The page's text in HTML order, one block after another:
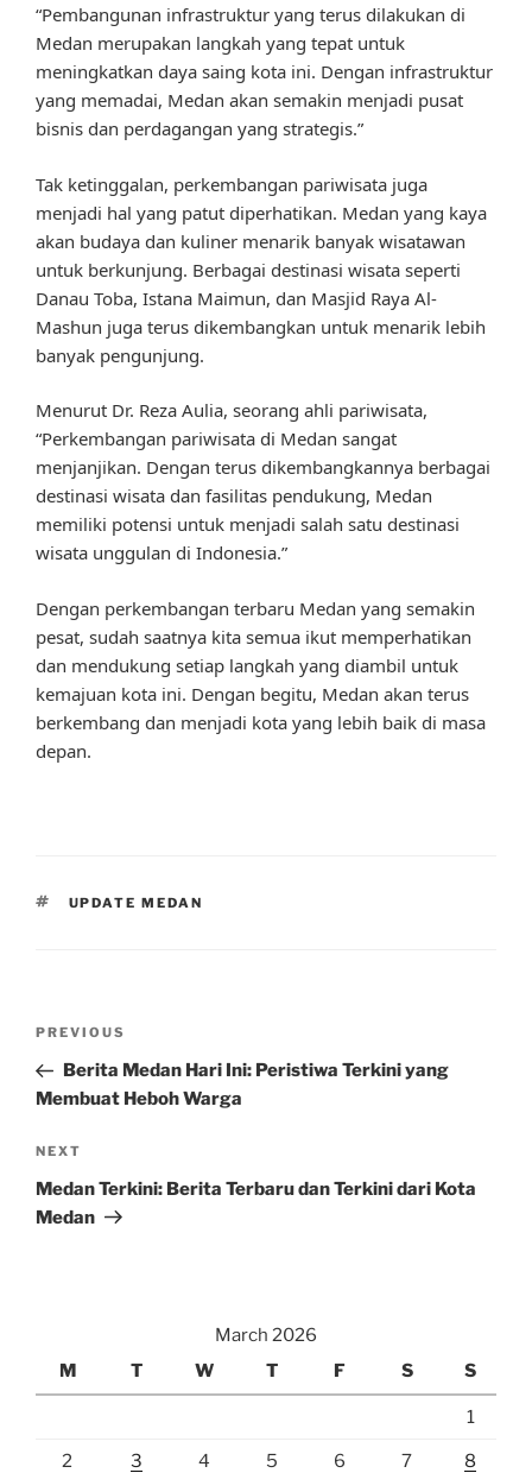
“Pembangunan infrastruktur yang terus dilakukan di
Medan merupakan langkah yang tepat untuk
meningkatkan daya saing kota ini. Dengan infrastruktur
yang memadai, Medan akan semakin menjadi pusat
bisnis dan perdagangan yang strategis.”
Tak ketinggalan, perkembangan pariwisata juga
menjadi hal yang patut diperhatikan. Medan yang kaya
akan budaya dan kuliner menarik banyak wisatawan
untuk berkunjung. Berbagai destinasi wisata seperti
Danau Toba, Istana Maimun, dan Masjid Raya Al-
Mashun juga terus dikembangkan untuk menarik lebih
banyak pengunjung.
Menurut Dr. Reza Aulia, seorang ahli pariwisata,
“Perkembangan pariwisata di Medan sangat
menjanjikan. Dengan terus dikembangkannya berbagai
destinasi wisata dan fasilitas pendukung, Medan
memiliki potensi untuk menjadi salah satu destinasi
wisata unggulan di Indonesia.”
Dengan perkembangan terbaru Medan yang semakin
pesat, sudah saatnya kita semua ikut memperhatikan
dan mendukung setiap langkah yang diambil untuk
kemajuan kota ini. Dengan begitu, Medan akan terus
berkembang dan menjadi kota yang lebih baik di masa
depan.
TAGS
UPDATE MEDAN
Previous
Post
PREVIOUS
Berita Medan Hari Ini: Peristiwa Terkini yang
Membuat Heboh Warga
Next
Post
NEXT
Medan Terkini: Berita Terbaru dan Terkini dari Kota
Medan
March 2026
M
T W T F S S
1
2 3 4 5 6 7 8